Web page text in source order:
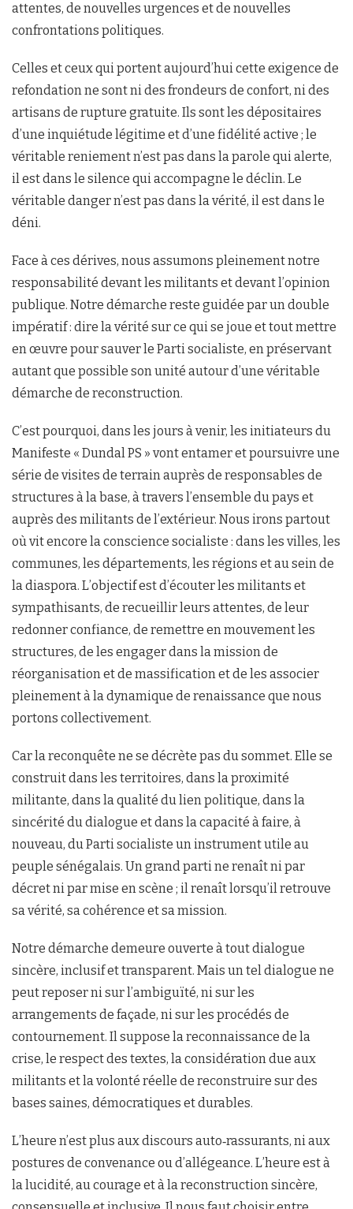
attentes, de nouvelles urgences et de nouvelles
confrontations politiques.
Celles et ceux qui portent aujourd’hui cette exigence de
refondation ne sont ni des frondeurs de confort, ni des
artisans de rupture gratuite. Ils sont les dépositaires
d’une inquiétude légitime et d’une fidélité active ; le
véritable reniement n’est pas dans la parole qui alerte,
il est dans le silence qui accompagne le déclin. Le
véritable danger n’est pas dans la vérité, il est dans le
déni.
Face à ces dérives, nous assumons pleinement notre
responsabilité devant les militants et devant l’opinion
publique. Notre démarche reste guidée par un double
impératif : dire la vérité sur ce qui se joue et tout mettre
en œuvre pour sauver le Parti socialiste, en préservant
autant que possible son unité autour d’une véritable
démarche de reconstruction.
C’est pourquoi, dans les jours à venir, les initiateurs du
Manifeste « Dundal PS » vont entamer et poursuivre une
série de visites de terrain auprès de responsables de
structures à la base, à travers l’ensemble du pays et
auprès des militants de l’extérieur. Nous irons partout
où vit encore la conscience socialiste : dans les villes, les
communes, les départements, les régions et au sein de
la diaspora. L’objectif est d’écouter les militants et
sympathisants, de recueillir leurs attentes, de leur
redonner confiance, de remettre en mouvement les
structures, de les engager dans la mission de
réorganisation et de massification et de les associer
pleinement à la dynamique de renaissance que nous
portons collectivement.
Car la reconquête ne se décrète pas du sommet. Elle se
construit dans les territoires, dans la proximité
militante, dans la qualité du lien politique, dans la
sincérité du dialogue et dans la capacité à faire, à
nouveau, du Parti socialiste un instrument utile au
peuple sénégalais. Un grand parti ne renaît ni par
décret ni par mise en scène ; il renaît lorsqu’il retrouve
sa vérité, sa cohérence et sa mission.
Notre démarche demeure ouverte à tout dialogue
sincère, inclusif et transparent. Mais un tel dialogue ne
peut reposer ni sur l’ambiguïté, ni sur les
arrangements de façade, ni sur les procédés de
contournement. Il suppose la reconnaissance de la
crise, le respect des textes, la considération due aux
militants et la volonté réelle de reconstruire sur des
bases saines, démocratiques et durables.
L’heure n’est plus aux discours auto‑rassurants, ni aux
postures de convenance ou d’allégeance. L’heure est à
la lucidité, au courage et à la reconstruction sincère,